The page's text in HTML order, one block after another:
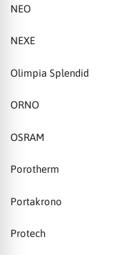
NEO
NEXE
Olimpia Splendid
ORNO
OSRAM
Porotherm
Portakrono
Protech